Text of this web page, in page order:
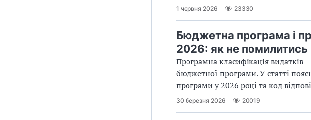
1 червня 2026 23330
Бюджетна програма і
2026: як не помилитись
Програмна класифікація
бюджетної програми. У статті
програми у 2026 році та код
30 березня 2026 20019